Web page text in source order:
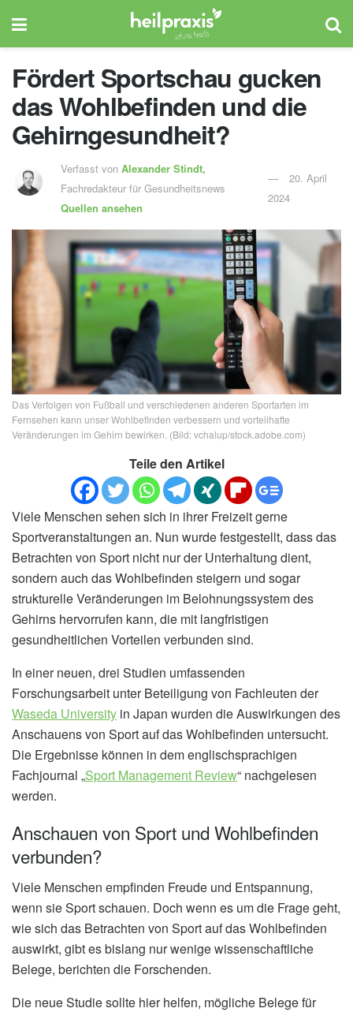
Fördert Sportschau gucken
das Wohlbefinden und die
Gehirngesundheit?
Verfasst vonAlexander Stindt,
Fachredakteur für Gesundheitsnews
Quellen ansehen
20. April
2024
Das Verfolgen von Fußball und verschiedenen anderen Sportarten im
Fernsehen kann unser Wohlbefinden verbessern und vorteilhafte
Veränderungen im Gehirn bewirken. (Bild: vchalup/stock.adobe.com)
Teile den Artikel
Viele Menschen sehen sich in ihrer Freizeit gerne
Sportveranstaltungen an. Nun wurde festgestellt, dass das
Betrachten von Sport nicht nur der Unterhaltung dient,
sondern auch das Wohlbefinden steigern und sogar
strukturelle Veränderungen im Belohnungssystem des
Gehirns hervorrufen kann, die mit langfristigen
gesundheitlichen Vorteilen verbunden sind.
In einer neuen, drei Studien umfassenden
Forschungsarbeit unter Beteiligung von Fachleuten der
Waseda University in Japan wurden die Auswirkungen des
Anschauens von Sport auf das Wohlbefinden untersucht.
Die Ergebnisse können in dem englischsprachigen
Fachjournal „Sport Management Review“ nachgelesen
werden.
Anschauen von Sport und Wohlbefinden
verbunden?
Viele Menschen empfinden Freude und Entspannung,
wenn sie Sport schauen. Doch wenn es um die Frage geht,
wie sich das Betrachten von Sport auf das Wohlbefinden
auswirkt, gibt es bislang nur wenige wissenschaftliche
Belege, berichten die Forschenden.
Die neue Studie sollte hier helfen, mögliche Belege für